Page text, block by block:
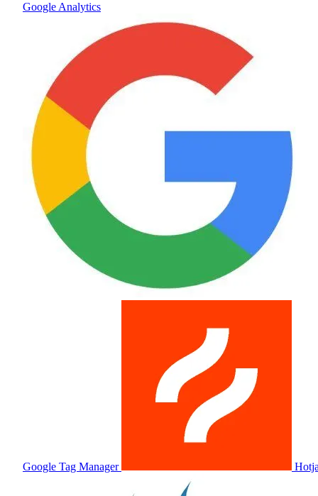
Google Analytics
Google Tag Manager